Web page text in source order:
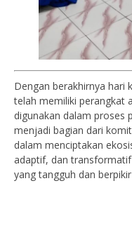
Dengan berakhirnya hari
telah memiliki perangkat
digunakan dalam proses
menjadi bagian dari
dalam menciptakan
adaptif, dan
yang tangguh dan